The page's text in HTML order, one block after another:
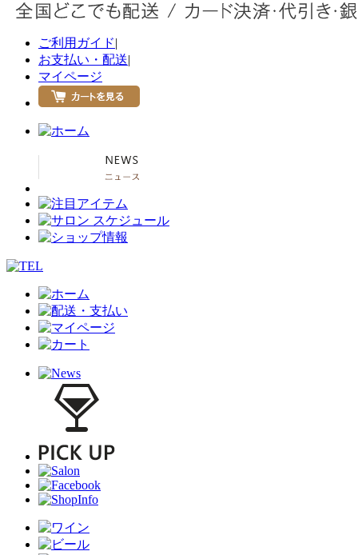
ご利用ガイド|
お支払い・配送|
マイページ